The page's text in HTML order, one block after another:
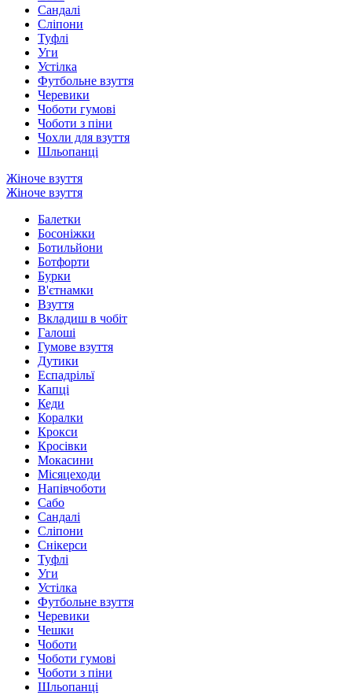
Сандалі
Сліпони
Туфлі
Уги
Устілка
Футбольне взуття
Черевики
Чоботи гумові
Чоботи з піни
Чохли для взуття
Шльопанці
Жіноче взуття
Жіноче взуття
Балетки
Босоніжки
Ботильйони
Ботфорти
Бурки
В'єтнамки
Взуття
Вкладиш в чобіт
Галоші
Гумове взуття
Дутики
Еспадрільї
Капці
Кеди
Коралки
Крокси
Кросівки
Мокасини
Місяцеходи
Напівчоботи
Сабо
Сандалі
Сліпони
Снікерси
Туфлі
Уги
Устілка
Футбольне взуття
Черевики
Чешки
Чоботи
Чоботи гумові
Чоботи з піни
Шльопанці